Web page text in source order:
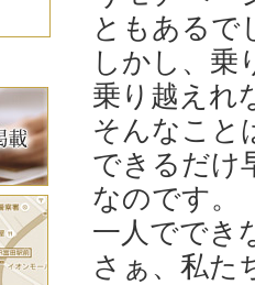
ともあるで
しかし、乗
乗り越えれ
そんなこと
できるだけ
なのです。
一人ででき
さぁ、私た